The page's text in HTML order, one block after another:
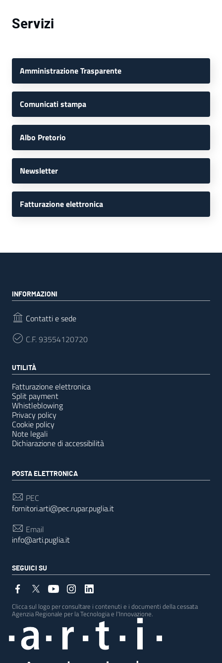
Servizi
Amministrazione Trasparente
Comunicati stampa
Albo Pretorio
Newsletter
Fatturazione elettronica
INFORMAZIONI
Contatti e sede
C.F.93554120720
UTILITÀ
Fatturazione elettronica
Split payment
Whistleblowing
Privacy policy
Cookie policy
Note legali
Dichiarazione di accessibilità
POSTA ELETTRONICA
PEC
fornitori.arti@pec.rupar.puglia.it
Email
info@arti.puglia.it
SEGUICI SU
Clicca sul logo per consultare i contenuti e i documenti della cessata
Agenzia Regionale per la Tecnologia e l'Innovazione.